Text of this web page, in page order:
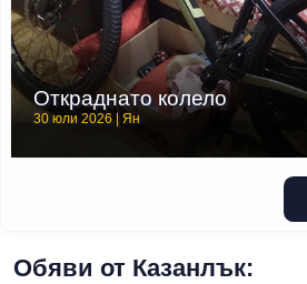
Откраднато колело
30 юли 2026 | Ян
Обяви от Казанлък: